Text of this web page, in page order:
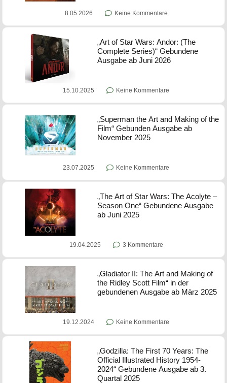
8.05.2026 Keine Kommentare
„Art of Star Wars: Andor: (The
Complete Series)“ Gebundene
Ausgabe ab Juni 2026
15.10.2025 Keine Kommentare
„Superman the Art and Making of the
Film“ Gebunden Ausgabe ab
November 2025
23.07.2025 Keine Kommentare
„The Art of Star Wars: The Acolyte –
Season One“ Gebundene Ausgabe
ab Juni 2025
19.04.2025 3 Kommentare
„Gladiator II: The Art and Making of
the Ridley Scott Film“ in der
gebundenen Ausgabe ab März 2025
19.12.2024 Keine Kommentare
„Godzilla: The First 70 Years: The
Official Illustrated History 1954-
2024“ Gebundene Ausgabe ab 3.
Quartal 2025